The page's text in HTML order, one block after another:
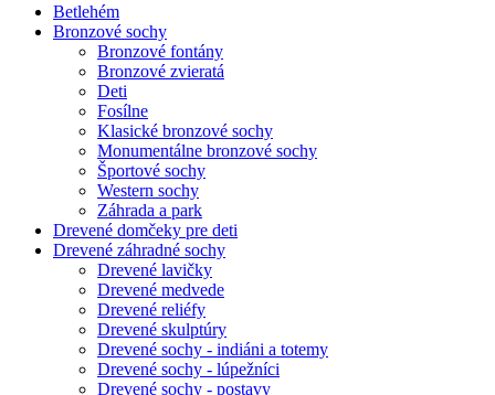
Betlehém
Bronzové sochy
Bronzové fontány
Bronzové zvieratá
Deti
Fosílne
Klasické bronzové sochy
Monumentálne bronzové sochy
Športové sochy
Western sochy
Záhrada a park
Drevené domčeky pre deti
Drevené záhradné sochy
Drevené lavičky
Drevené medvede
Drevené reliéfy
Drevené skulptúry
Drevené sochy - indiáni a totemy
Drevené sochy - lúpežníci
Drevené sochy - postavy